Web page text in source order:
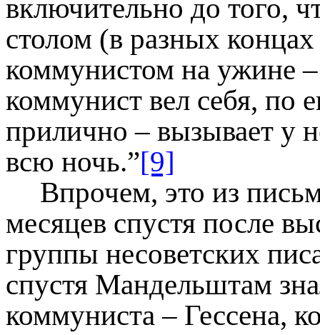
включительно до того,
столом (в разных концах
коммунистом на ужине
коммунист вел себя, по
прилично – вызывает у
всю ночь.”[9]
Впрочем, это из
месяцев спустя после
группы несоветских
спустя Мандельштам
коммуниста – Гессена,